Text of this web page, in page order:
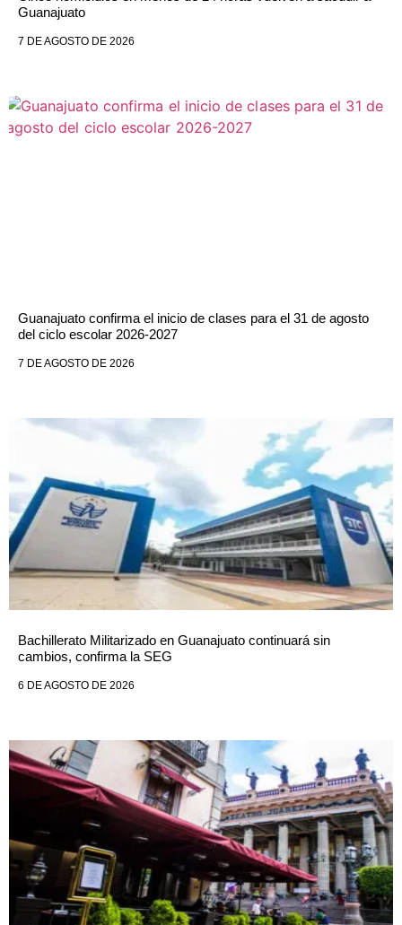
Guanajuato
7 DE AGOSTO DE 2026
Guanajuato confirma el inicio de clases para el 31 de agosto
del ciclo escolar 2026-2027
7 DE AGOSTO DE 2026
Bachillerato Militarizado en Guanajuato continuará sin
cambios, confirma la SEG
6 DE AGOSTO DE 2026